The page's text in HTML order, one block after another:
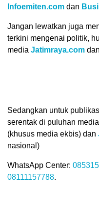
Infoemiten.com dan
Jangan lewatkan juga
terkini mengenai politik,
media Jatimraya.com dan
Sedangkan untuk
serentak di puluhan
(khusus media ekbis) dan
nasional)
WhatsApp Center:
08111157788.